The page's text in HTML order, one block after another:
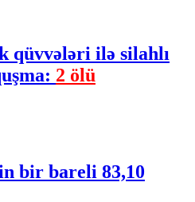
qüvvələri ilə silahlı
2 ölü
bir bareli 83,10